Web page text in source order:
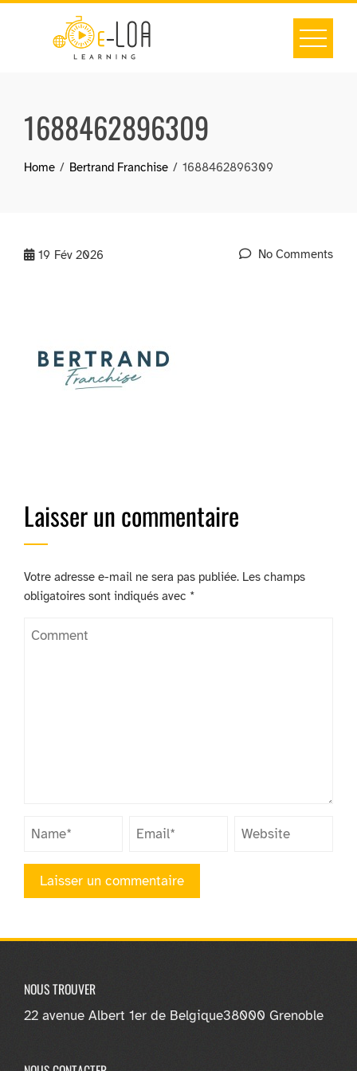
1688462896309
Home Bertrand Franchise 1688462896309
19 Fév 2026 No Comments
Laisser un commentaire
Votre adresse e-mail ne sera pas publiée. Les champs
obligatoires sont indiqués avec *
NOUS TROUVER
22 avenue Albert 1er de Belgique38000 Grenoble